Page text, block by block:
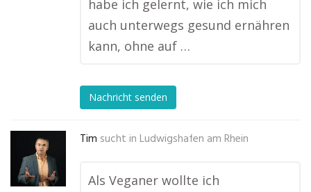
habe ich gelernt, wie ich mich
auch unterwegs gesund ernähren
kann, ohne auf …
Nachricht senden
Tim sucht in Ludwigshafen am Rhein
Als Veganer wollte ich